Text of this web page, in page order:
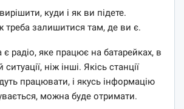
куди і як ви підете.
залишитися там, де ви є.
є радіо, яке працює на батарейках, в
ніж інші. Якісь станції
працювати, і якусь інформацію
можна буде отримати.